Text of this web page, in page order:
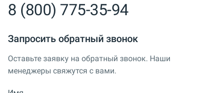
8 (800) 775-35-94
Запросить обратный звонок
Оставьте заявку на обратный звонок. Наши
менеджеры свяжутся с вами.